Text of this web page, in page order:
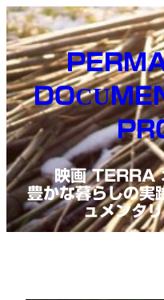
内
容
を
ス
キ
ッ
プ
映画 TERRA
豊かな暮らしの実
ュメンタ